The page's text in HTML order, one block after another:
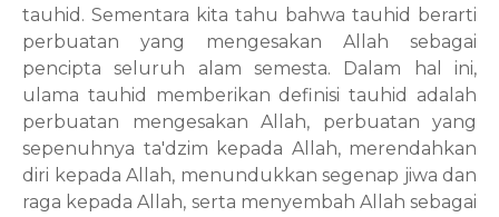
tauhid. Sementara kita tahu bahwa tauhid berarti
perbuatan yang mengesakan Allah sebagai
pencipta seluruh alam semesta. Dalam hal ini,
ulama tauhid memberikan definisi tauhid adalah
perbuatan mengesakan Allah, perbuatan yang
sepenuhnya ta'dzim kepada Allah, merendahkan
diri kepada Allah, menundukkan segenap jiwa dan
raga kepada Allah, serta menyembah Allah sebagai